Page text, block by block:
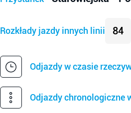
Rozkłady jazdy innych linii 84
Odjazdy w czasie
Odjazdy chronologiczne